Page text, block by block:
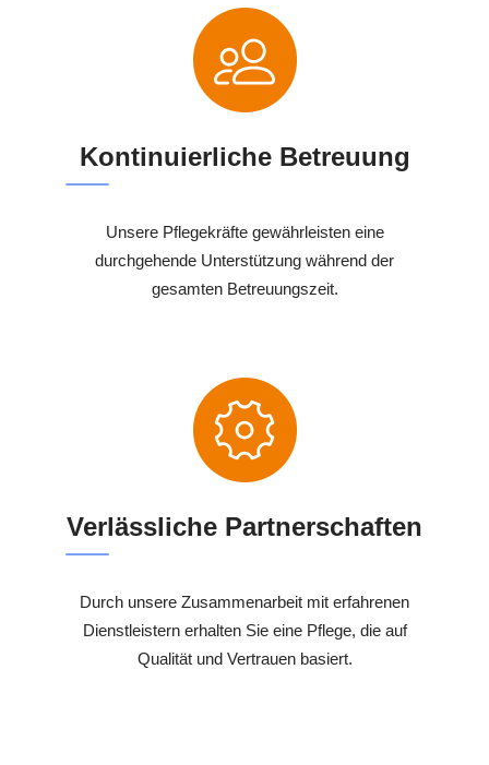
Kontinuierliche Betreuung
Unsere Pflegekräfte gewährleisten eine
durchgehende Unterstützung während der
gesamten Betreuungszeit.
Verlässliche Partnerschaften
Durch unsere Zusammenarbeit mit erfahrenen
Dienstleistern erhalten Sie eine Pflege, die auf
Qualität und Vertrauen basiert.